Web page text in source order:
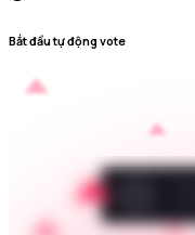
Bắt đầu tự động vote